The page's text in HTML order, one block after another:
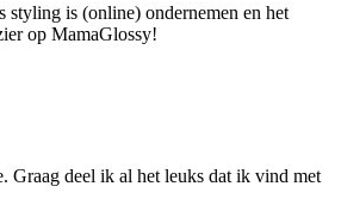
is (online) ondernemen en het
op MamaGlossy!
Graag deel ik al het leuks dat ik vind met